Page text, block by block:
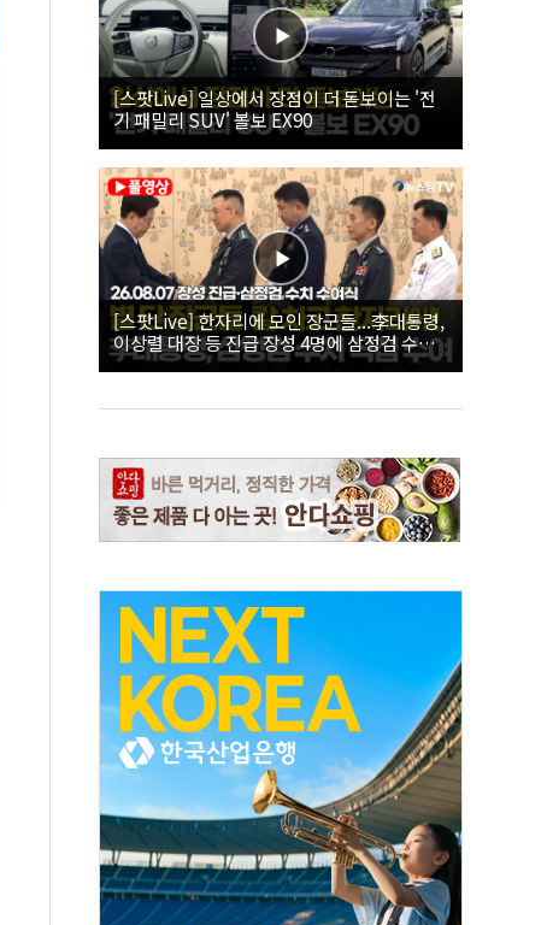
[스팟Live] 일상에서 장점이 더 돋보이는 '전
기 패밀리 SUV' 볼보 EX90
[스팟Live] 한자리에 모인 장군들...李대통령,
이상렬 대장 등 진급 장성 4명에 삼정검 수치
직접 수여｜26.08.07 장성 진급·삼정검 수치